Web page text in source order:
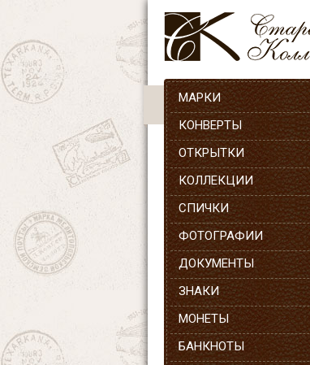
МАРКИ
КОНВЕРТЫ
ОТКРЫТКИ
КОЛЛЕКЦИИ
СПИЧКИ
ФОТОГРАФИИ
ДОКУМЕНТЫ
ЗНАКИ
МОНЕТЫ
БАНКНОТЫ